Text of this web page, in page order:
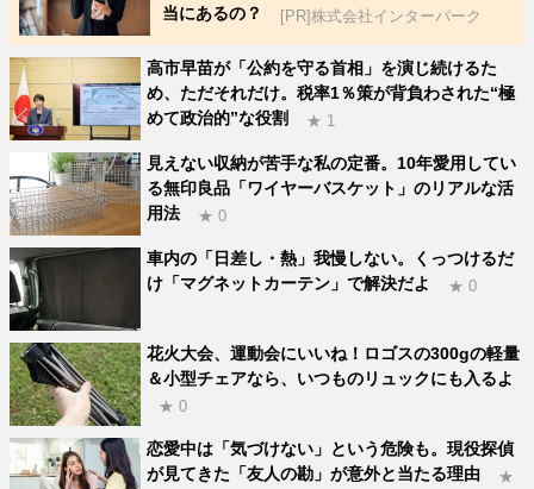
当にあるの？
[PR]株式会社インターパーク
高市早苗が「公約を守る首相」を演じ続けるた
め、ただそれだけ。税率1％策が背負わされた“極
めて政治的”な役割
★ 1
見えない収納が苦手な私の定番。10年愛用してい
る無印良品「ワイヤーバスケット」のリアルな活
用法
★ 0
車内の「日差し・熱」我慢しない。くっつけるだ
け「マグネットカーテン」で解決だよ
★ 0
花火大会、運動会にいいね！ロゴスの300gの軽量
＆小型チェアなら、いつものリュックにも入るよ
★ 0
恋愛中は「気づけない」という危険も。現役探偵
が見てきた「友人の勘」が意外と当たる理由
★